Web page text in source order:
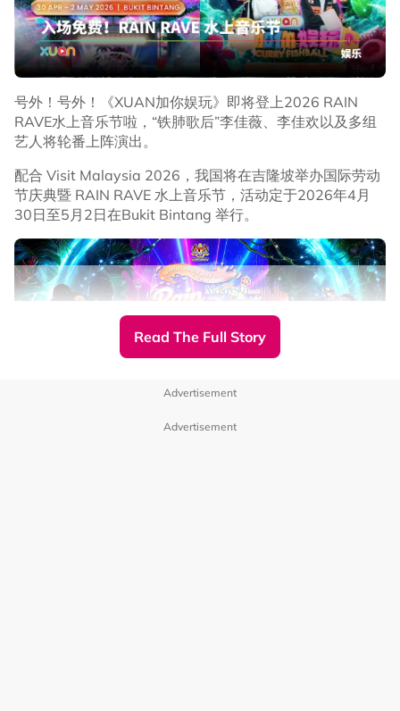
《XUAN加你娱玩》主持人带来表演！
《XUAN加你娱玩》主持人们也纷纷带来精彩表演，
Hayden黄程晞演唱《Just Let Go》，Kryston温杨带来偶
合唱ROSÉ的《APT.》。
号外！号外！《XUAN加你娱玩》即将登上2026 RAIN
RAVE水上音乐节啦，“铁肺歌后”李佳薇、李佳欢以及多组
艺人将轮番上阵演出。
配合 Visit Malaysia 2026，我国将在吉隆坡举办国际劳动
节庆典暨 RAIN RAVE 水上音乐节，活动定于2026年4月
30日至5月2日在Bukit Bintang 举行。
Read The Full Story
Advertisement
Advertisement